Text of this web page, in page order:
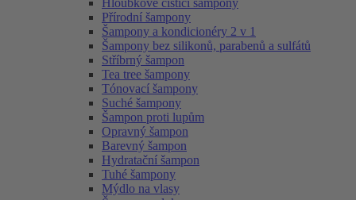
Hloubkově čisticí šampony
Přírodní šampony
Šampony a kondicionéry 2 v 1
Šampony bez silikonů, parabenů a sulfátů
Stříbrný šampon
Tea tree šampony
Tónovací šampony
Suché šampony
Šampon proti lupům
Opravný šampon
Barevný šampon
Hydratační šampon
Tuhé šampony
Mýdlo na vlasy